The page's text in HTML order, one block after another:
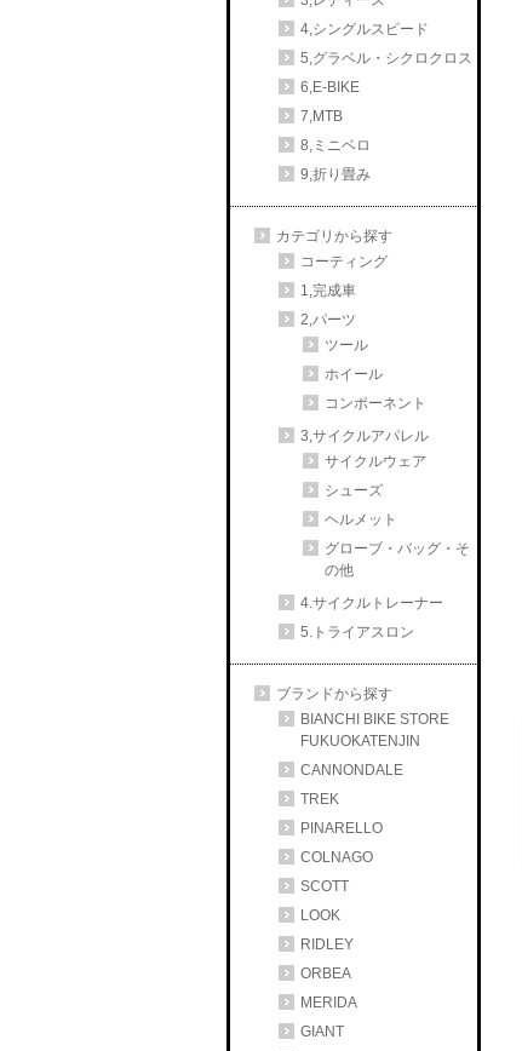
4,シングルスピード
5,グラベル・シクロクロス
6,E-BIKE
7,MTB
8,ミニベロ
9,折り畳み
カテゴリから探す
コーティング
1,完成車
2,パーツ
ツール
ホイール
コンポーネント
3,サイクルアパレル
サイクルウェア
シューズ
ヘルメット
グローブ・バッグ・そ
の他
4.サイクルトレーナー
5.トライアスロン
ブランドから探す
BIANCHI BIKE STORE
FUKUOKATENJIN
CANNONDALE
TREK
PINARELLO
COLNAGO
SCOTT
LOOK
RIDLEY
ORBEA
MERIDA
GIANT